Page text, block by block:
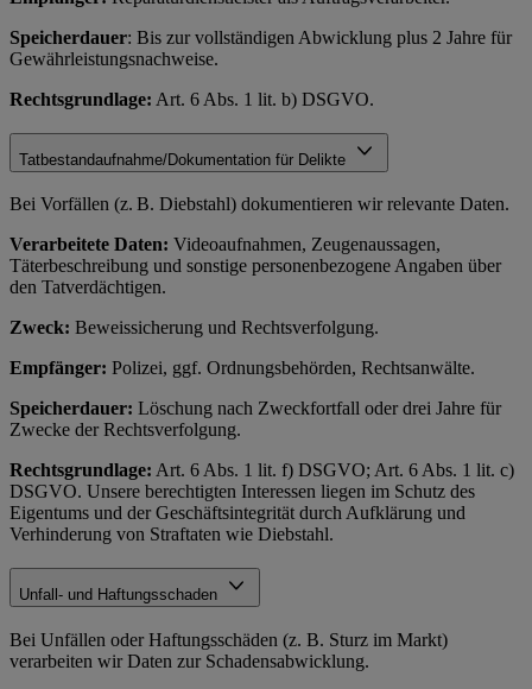
Speicherdauer: Bis zur vollständigen Abwicklung plus 2 Jahre für
Gewährleistungsnachweise.
Rechtsgrundlage: Art. 6 Abs. 1 lit. b) DSGVO.
Tatbestandaufnahme/Dokumentation für Delikte
Bei Vorfällen (z. B. Diebstahl) dokumentieren wir relevante Daten.
Verarbeitete Daten: Videoaufnahmen, Zeugenaussagen,
Täterbeschreibung und sonstige personenbezogene Angaben über
den Tatverdächtigen.
Zweck: Beweissicherung und Rechtsverfolgung.
Empfänger: Polizei, ggf. Ordnungsbehörden, Rechtsanwälte.
Speicherdauer: Löschung nach Zweckfortfall oder drei Jahre für
Zwecke der Rechtsverfolgung.
Rechtsgrundlage: Art. 6 Abs. 1 lit. f) DSGVO; Art. 6 Abs. 1 lit. c)
DSGVO. Unsere berechtigten Interessen liegen im Schutz des
Eigentums und der Geschäftsintegrität durch Aufklärung und
Verhinderung von Straftaten wie Diebstahl.
Unfall- und Haftungsschaden
Bei Unfällen oder Haftungsschäden (z. B. Sturz im Markt)
verarbeiten wir Daten zur Schadensabwicklung.